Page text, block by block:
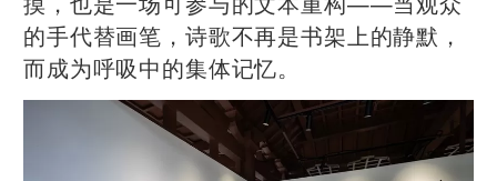
的手代替画笔，诗歌不再是书架上的静默，
而成为呼吸中的集体记忆。